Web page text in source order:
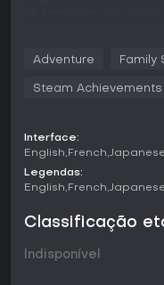
single-player, atrai
jogadores avançam
e segmentos
personagens. A
reforçada por bandas
de ação, o foco está
vez de sistemas
Adventure Family
Steam Achievements
Interface:
English French Japanese
Legendas:
English French Japanese
Classificação
Indisponível